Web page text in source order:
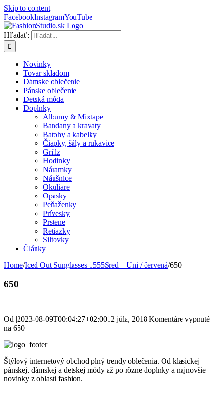
Skip to content
FacebookInstagramYouTube
Hľadať:
Novinky
Tovar skladom
Dámske oblečenie
Pánske oblečenie
Detská móda
Doplnky
Albumy & Mixtape
Bandany a kravaty
Batohy a kabelky
Čiapky, šály a rukavice
Grillz
Hodinky
Náramky
Náušnice
Okuliare
Opasky
Peňaženky
Prívesky
Prstene
Retiazky
Šiltovky
Články
Home/Iced Out Sunglasses 1555Sred – Uni / červená/650
650
Od |2023-08-09T00:04:27+02:0012 júla, 2018|Komentáre vypnuté
na 650
Štýlový internetový obchod plný trendy oblečenia. Od klasickej
pánskej, dámskej a detskej módy až po rôzne doplnky a najnovšie
novinky z oblasti fashion.